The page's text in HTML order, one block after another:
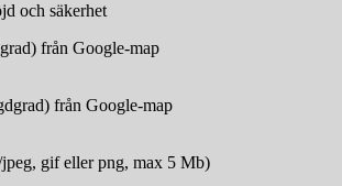
och säkerhet
från Google-map
från Google-map
gif eller png, max 5 Mb)